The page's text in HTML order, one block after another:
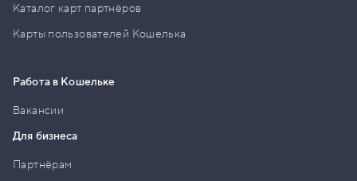
Каталог карт партнёров
Карты пользователей Кошелька
Работа в Кошельке
Вакансии
Для бизнеса
Партнёрам